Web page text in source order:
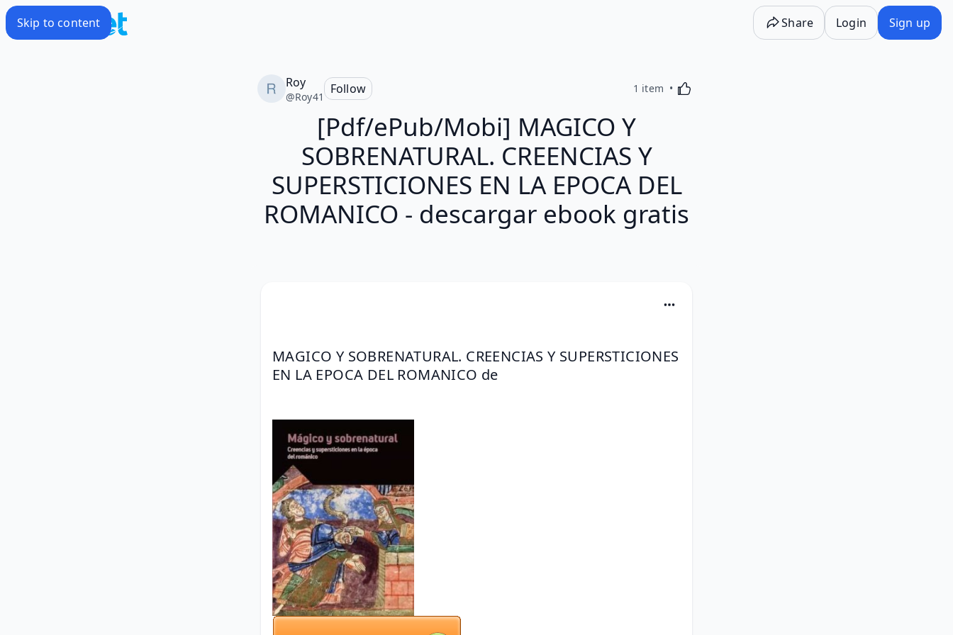
Skip to content Share Login Sign up
Roy
@Roy41
Follow 1 item Activating this element will cause content on the
[Pdf/ePub/Mobi] MAGICO Y
SOBRENATURAL. CREENCIAS Y
SUPERSTICIONES EN LA EPOCA DEL
ROMANICO - descargar ebook gratis
MAGICO Y SOBRENATURAL. CREENCIAS Y SUPERSTICIONES
EN LA EPOCA DEL ROMANICO de